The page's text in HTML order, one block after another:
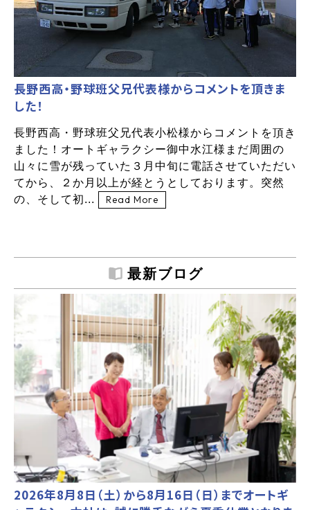
長野西高・野球班父兄代表様からコメントを頂きま
した！
長野西高・野球班父兄代表小松様からコメントを頂き
ました！オートギャラクシー御中水江様まだ周囲の
山々に雪が残っていた３月中旬に電話させていただい
てから、２か月以上が経とうとしております。突然
の、そして初...
Read More
最新ブログ
2026年8月8日（土）から8月16日（日）までオートギ